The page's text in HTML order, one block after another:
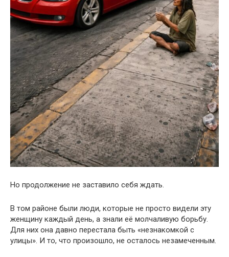
Но продолжение не заставило себя ждать.
В том районе были люди, которые не просто видели эту
женщину каждый день, а знали её молчаливую борьбу.
Для них она давно перестала быть «незнакомкой с
улицы». И то, что произошло, не осталось незамеченным.